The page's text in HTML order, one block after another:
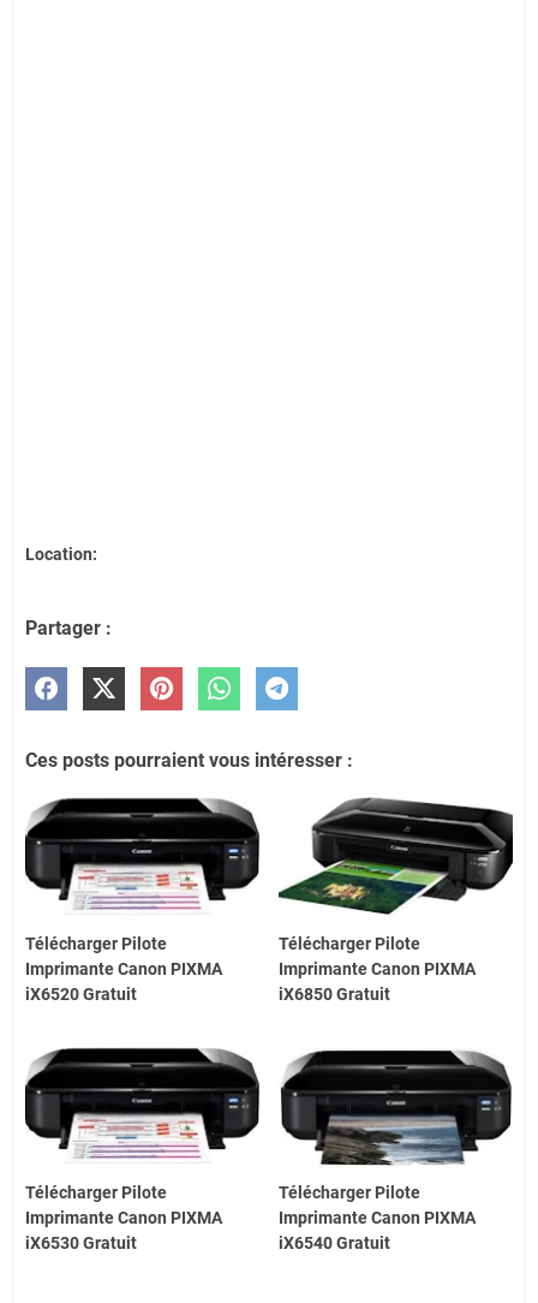
Location:
Partager :
Ces posts pourraient vous intéresser :
Télécharger Pilote
Imprimante Canon PIXMA
iX6520 Gratuit
Télécharger Pilote
Imprimante Canon PIXMA
iX6850 Gratuit
Télécharger Pilote
Imprimante Canon PIXMA
iX6530 Gratuit
Télécharger Pilote
Imprimante Canon PIXMA
iX6540 Gratuit